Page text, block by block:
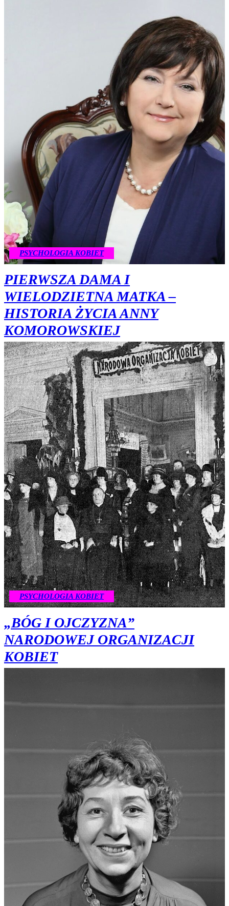
PSYCHOLOGIA KOBIET
PIERWSZA DAMA I
WIELODZIETNA MATKA –
HISTORIA ŻYCIA ANNY
KOMOROWSKIEJ
PSYCHOLOGIA KOBIET
„BÓG I OJCZYZNA”
NARODOWEJ ORGANIZACJI
KOBIET